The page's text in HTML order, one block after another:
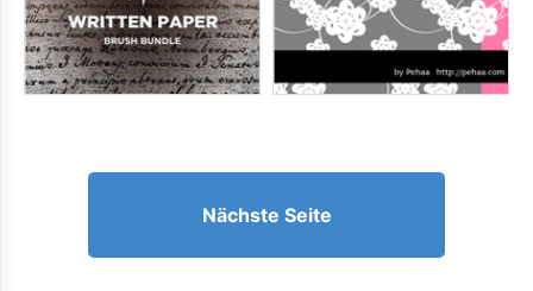
Nächste Seite